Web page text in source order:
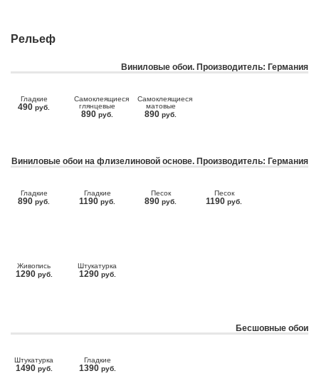
Рельеф
Виниловые обои. Производитель: Германия
Гладкие
490 руб.
Самоклеящиеся
глянцевые
890 руб.
Самоклеящиеся
матовые
890 руб.
Виниловые обои на флизелиновой основе. Производитель: Германия
Гладкие
890 руб.
Гладкие
1190 руб.
Песок
890 руб.
Песок
1190 руб.
Живопись
1290 руб.
Штукатурка
1290 руб.
Бесшовные обои
Штукатурка
1490 руб.
Гладкие
1390 руб.